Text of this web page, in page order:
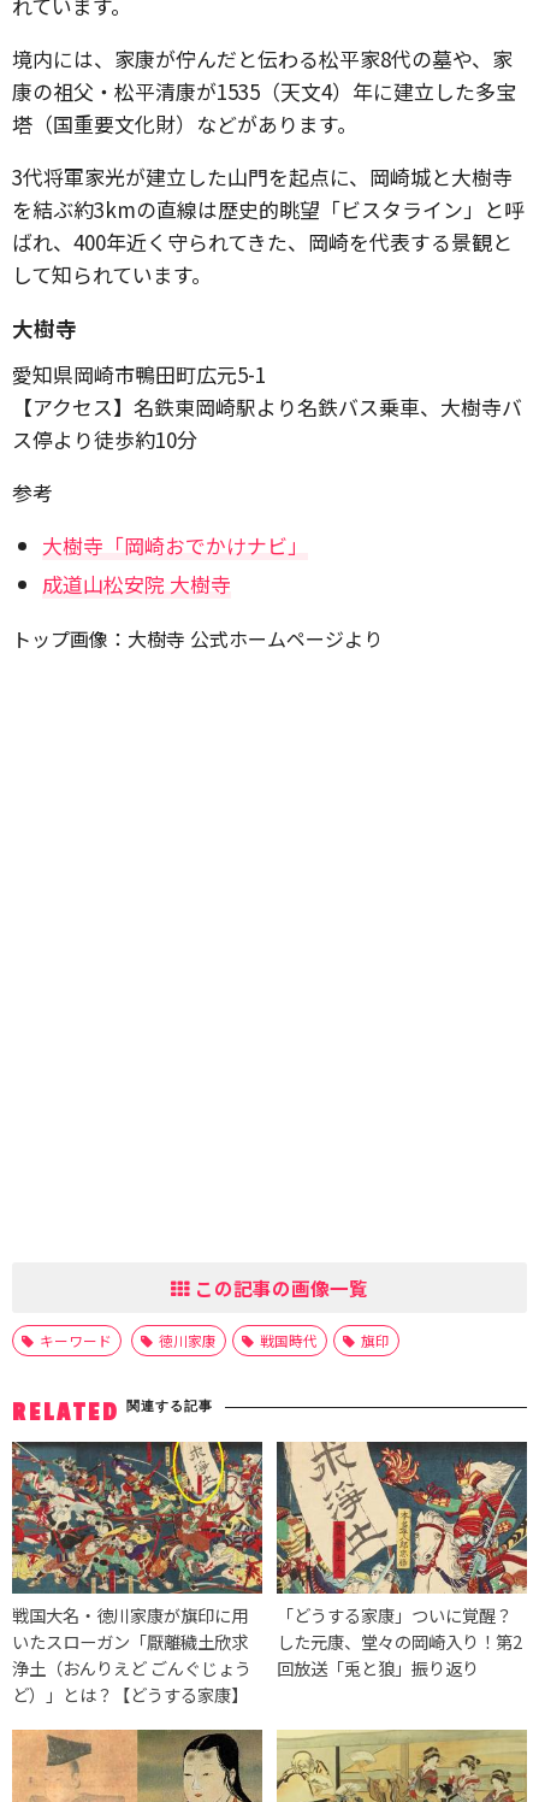
境内には、家康が佇んだと伝わる松平家8代の墓や、家
康の祖父・松平清康が1535（天文4）年に建立した多宝
塔（国重要文化財）などがあります。
3代将軍家光が建立した山門を起点に、岡崎城と大樹寺
を結ぶ約3kmの直線は歴史的眺望「ビスタライン」と呼
ばれ、400年近く守られてきた、岡崎を代表する景観と
して知られています。
大樹寺
愛知県岡崎市鴨田町広元5-1
【アクセス】名鉄東岡崎駅より名鉄バス乗車、大樹寺バ
ス停より徒歩約10分
参考
大樹寺「岡崎おでかけナビ」
成道山松安院 大樹寺
トップ画像：大樹寺 公式ホームページより
この記事の画像一覧
キーワード 徳川家康 戦国時代 旗印
RELATED 関連する記事
戦国大名・徳川家康が旗印に用
いたスローガン「厭離穢土欣求
浄土（おんりえど ごんぐじょう
ど）」とは？【どうする家康】
「どうする家康」ついに覚醒？
した元康、堂々の岡崎入り！第2
回放送「兎と狼」振り返り